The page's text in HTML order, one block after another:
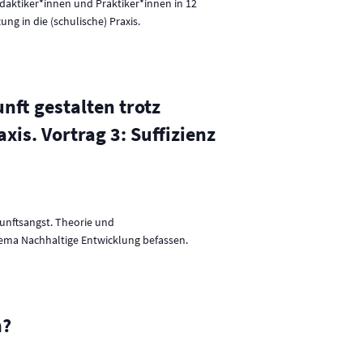
und Praktiker*innen in 12
in die (schulische) Praxis.
gestalten trotz
Vortrag 3: Suffizienz
Theorie und
Nachhaltige Entwicklung befassen.